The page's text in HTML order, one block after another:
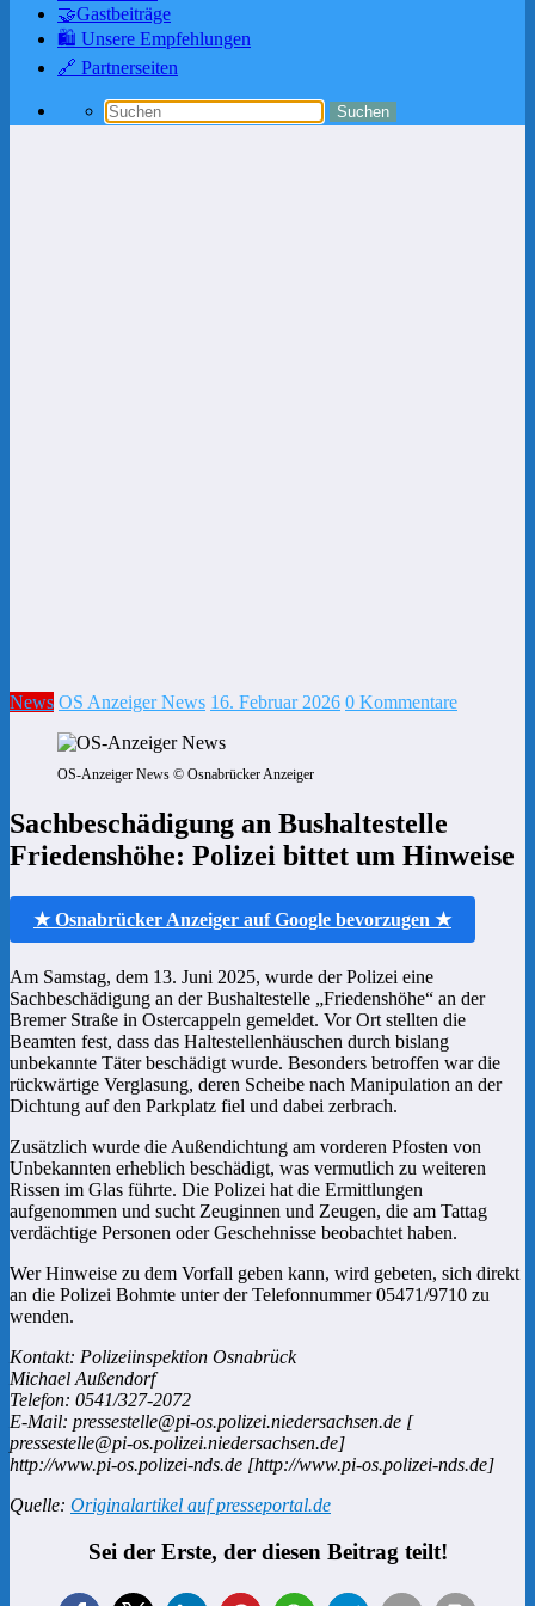
🤝Gastbeiträge
🛍️ Unsere Empfehlungen
🔗 Partnerseiten
News OS Anzeiger News 16. Februar 2026 0 Kommentare
OS-Anzeiger News © Osnabrücker Anzeiger
Sachbeschädigung an Bushaltestelle
Friedenshöhe: Polizei bittet um Hinweise
★ Osnabrücker Anzeiger auf Google bevorzugen ★
Am Samstag, dem 13. Juni 2025, wurde der Polizei eine
Sachbeschädigung an der Bushaltestelle „Friedenshöhe“ an der
Bremer Straße in Ostercappeln gemeldet. Vor Ort stellten die
Beamten fest, dass das Haltestellenhäuschen durch bislang
unbekannte Täter beschädigt wurde. Besonders betroffen war die
rückwärtige Verglasung, deren Scheibe nach Manipulation an der
Dichtung auf den Parkplatz fiel und dabei zerbrach.
Zusätzlich wurde die Außendichtung am vorderen Pfosten von
Unbekannten erheblich beschädigt, was vermutlich zu weiteren
Rissen im Glas führte. Die Polizei hat die Ermittlungen
aufgenommen und sucht Zeuginnen und Zeugen, die am Tattag
verdächtige Personen oder Geschehnisse beobachtet haben.
Wer Hinweise zu dem Vorfall geben kann, wird gebeten, sich direkt
an die Polizei Bohmte unter der Telefonnummer 05471/9710 zu
wenden.
Kontakt: Polizeiinspektion Osnabrück
Michael Außendorf
Telefon: 0541/327-2072
E-Mail: pressestelle@pi-os.polizei.niedersachsen.de [
pressestelle@pi-os.polizei.niedersachsen.de]
http://www.pi-os.polizei-nds.de [http://www.pi-os.polizei-nds.de]
Quelle: Originalartikel auf presseportal.de
Sei der Erste, der diesen Beitrag teilt!